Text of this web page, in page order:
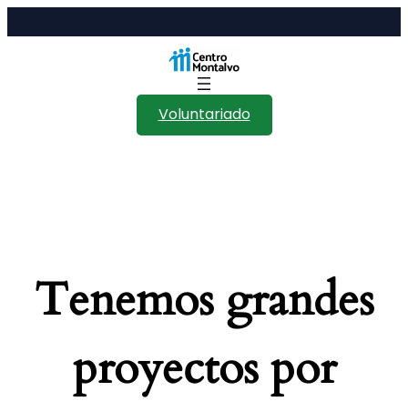
Voluntariado
Tenemos grandes
proyectos por